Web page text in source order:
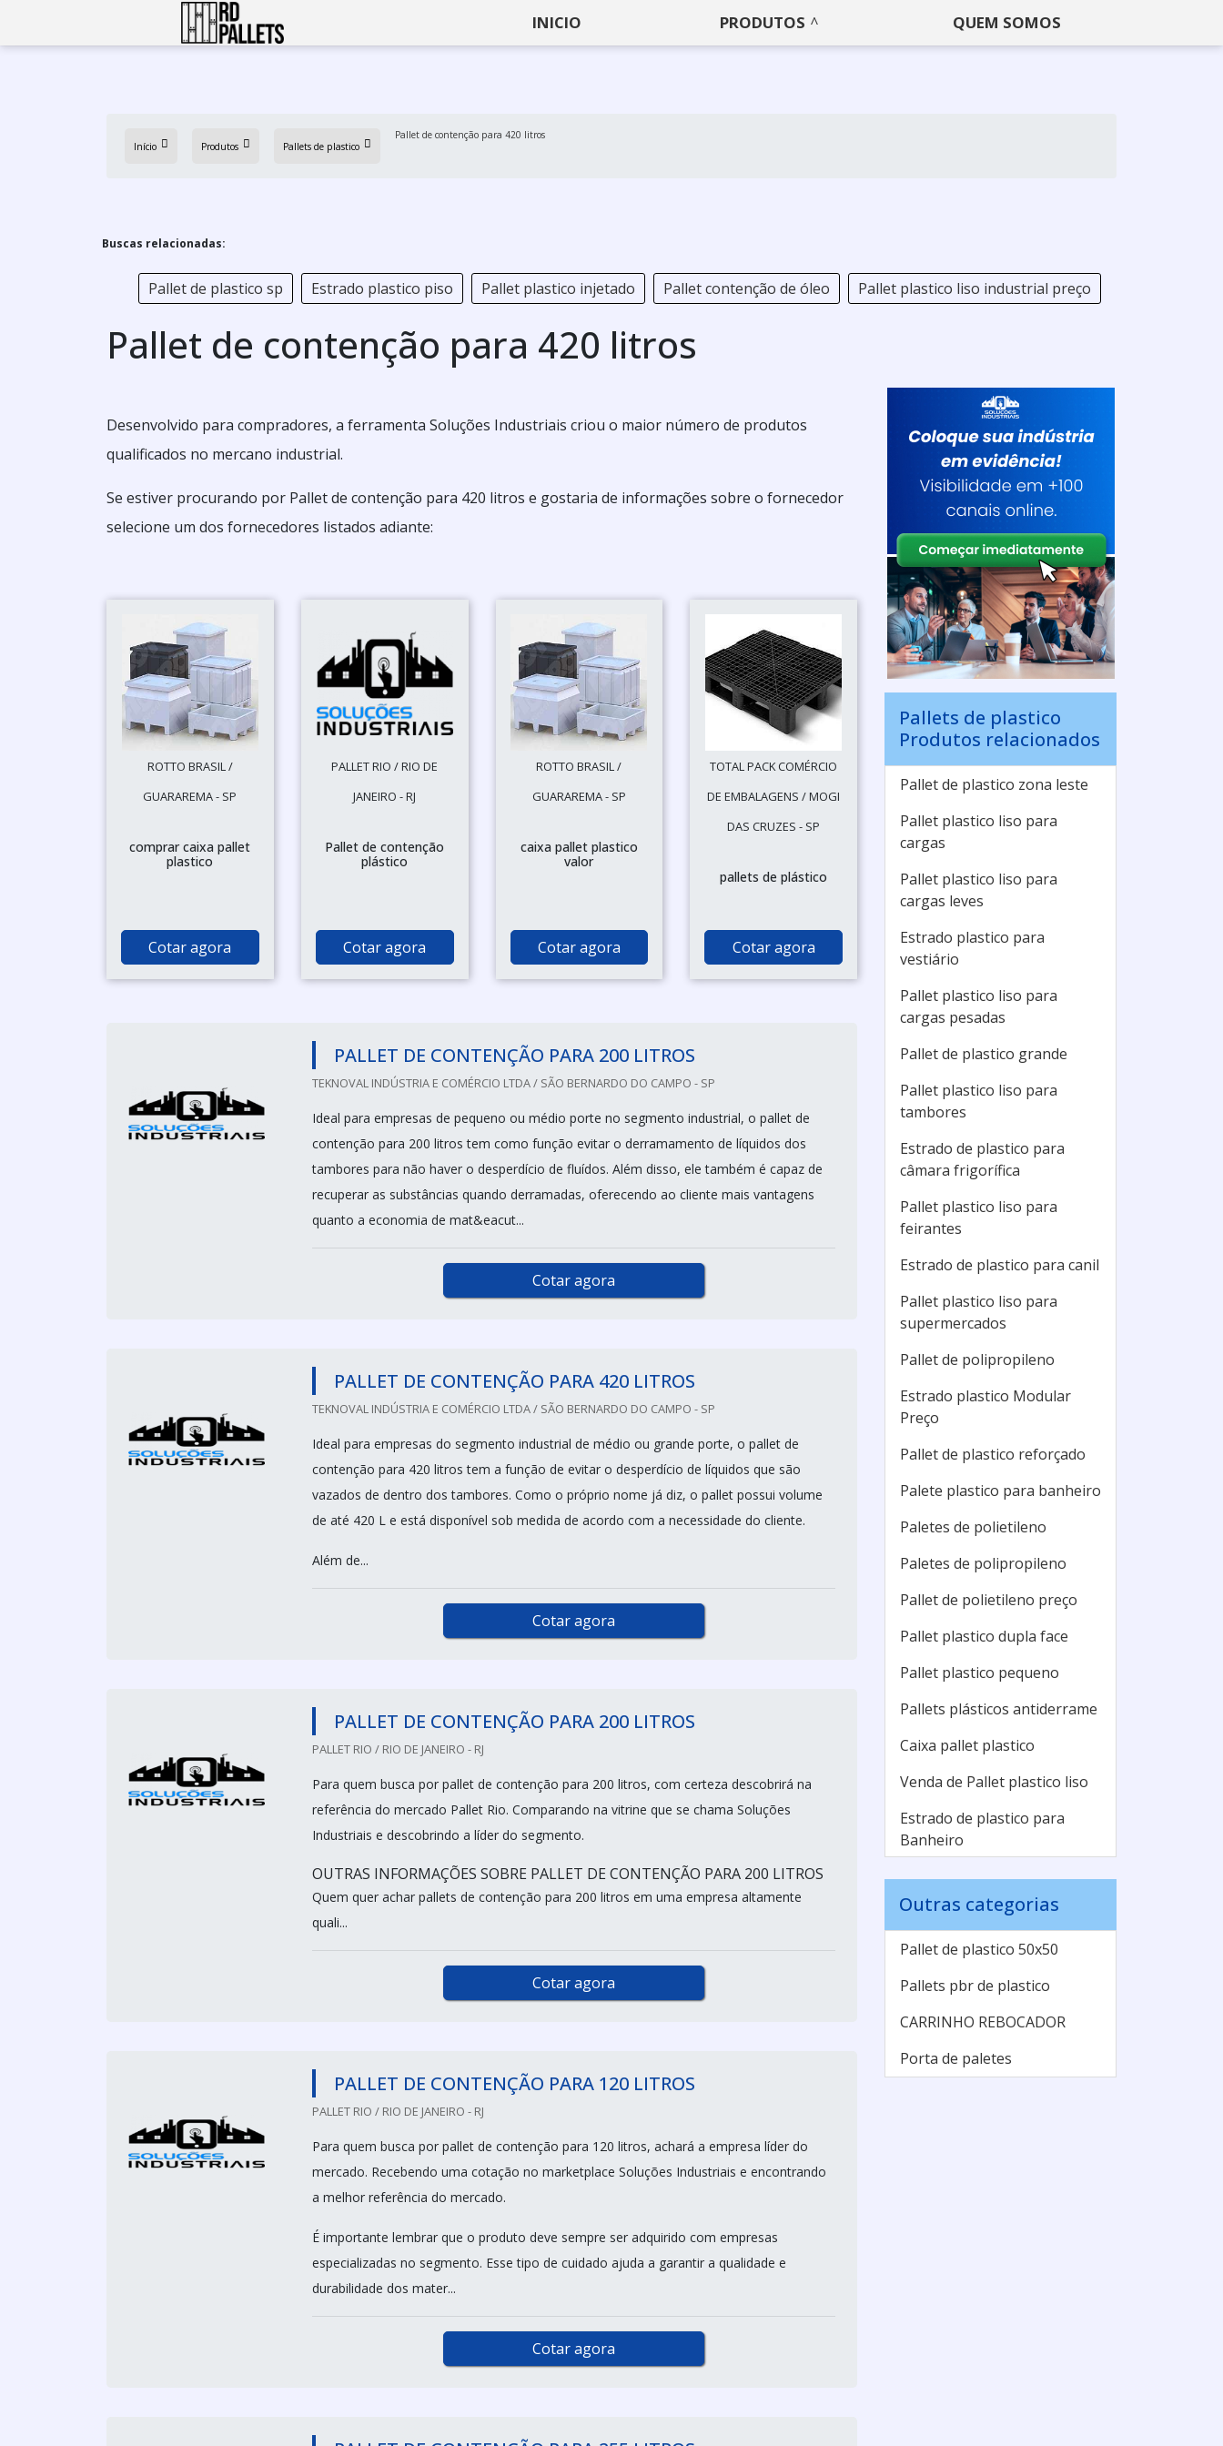
INICIO PRODUTOS QUEM SOMOS
Início Produtos Pallets de plastico
Pallet de contenção para 420 litros
Buscas relacionadas:
Pallet de plastico sp Estrado plastico piso Pallet plastico injetado Pallet contenção de óleo Pallet plastico liso industrial preço
Pallet de contenção para 420 litros
Desenvolvido para compradores, a ferramenta Soluções Industriais criou o maior número de produtos
qualificados no mercano industrial.
Se estiver procurando por Pallet de contenção para 420 litros e gostaria de informações sobre o fornecedor
selecione um dos fornecedores listados adiante:
ROTTO BRASIL /
GUARAREMA - SP
comprar caixa pallet
plastico
Cotar agora
PALLET RIO / RIO DE
JANEIRO - RJ
Pallet de contenção
plástico
Cotar agora
ROTTO BRASIL /
GUARAREMA - SP
caixa pallet plastico
valor
Cotar agora
TOTAL PACK COMÉRCIO
DE EMBALAGENS / MOGI
DAS CRUZES - SP
pallets de plástico
Cotar agora
PALLET DE CONTENÇÃO PARA 200 LITROS
TEKNOVAL INDÚSTRIA E COMÉRCIO LTDA / SÃO BERNARDO DO CAMPO - SP
Ideal para empresas de pequeno ou médio porte no segmento industrial, o pallet de
contenção para 200 litros tem como função evitar o derramamento de líquidos dos
tambores para não haver o desperdício de fluídos. Além disso, ele também é capaz de
recuperar as substâncias quando derramadas, oferecendo ao cliente mais vantagens
quanto a economia de mat&eacut...
Cotar agora
PALLET DE CONTENÇÃO PARA 420 LITROS
TEKNOVAL INDÚSTRIA E COMÉRCIO LTDA / SÃO BERNARDO DO CAMPO - SP
Ideal para empresas do segmento industrial de médio ou grande porte, o pallet de
contenção para 420 litros tem a função de evitar o desperdício de líquidos que são
vazados de dentro dos tambores. Como o próprio nome já diz, o pallet possui volume
de até 420 L e está disponível sob medida de acordo com a necessidade do cliente.
Além de...
Cotar agora
PALLET DE CONTENÇÃO PARA 200 LITROS
PALLET RIO / RIO DE JANEIRO - RJ
Para quem busca por pallet de contenção para 200 litros, com certeza descobrirá na
referência do mercado Pallet Rio. Comparando na vitrine que se chama Soluções
Industriais e descobrindo a líder do segmento.
OUTRAS INFORMAÇÕES SOBRE PALLET DE CONTENÇÃO PARA 200 LITROS
Quem quer achar pallets de contenção para 200 litros em uma empresa altamente
quali...
Cotar agora
PALLET DE CONTENÇÃO PARA 120 LITROS
PALLET RIO / RIO DE JANEIRO - RJ
Para quem busca por pallet de contenção para 120 litros, achará a empresa líder do
mercado. Recebendo uma cotação no marketplace Soluções Industriais e encontrando
a melhor referência do mercado.
É importante lembrar que o produto deve sempre ser adquirido com empresas
especializadas no segmento. Esse tipo de cuidado ajuda a garantir a qualidade e
durabilidade dos mater...
Cotar agora
Pallets de plastico
Produtos relacionados
Pallet de plastico zona leste
Pallet plastico liso para
cargas
Pallet plastico liso para
cargas leves
Estrado plastico para
vestiário
Pallet plastico liso para
cargas pesadas
Pallet de plastico grande
Pallet plastico liso para
tambores
Estrado de plastico para
câmara frigorífica
Pallet plastico liso para
feirantes
Estrado de plastico para canil
Pallet plastico liso para
supermercados
Pallet de polipropileno
Estrado plastico Modular
Preço
Pallet de plastico reforçado
Palete plastico para banheiro
Paletes de polietileno
Paletes de polipropileno
Pallet de polietileno preço
Pallet plastico dupla face
Pallet plastico pequeno
Pallets plásticos antiderrame
Caixa pallet plastico
Venda de Pallet plastico liso
Estrado de plastico para
Banheiro
Estrado para Câmaras Frias
Estrado plastico em SP
Estrado plastico Industrial
Fabricante pallet plastico
Pallet de plastico para
Pallet de plastico para
Outras categorias
Pallet de plastico 50x50
Pallets pbr de plastico
CARRINHO REBOCADOR
Porta de paletes